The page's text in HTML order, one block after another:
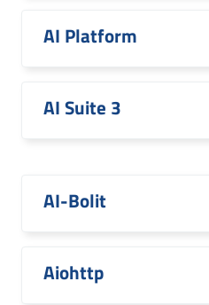
AI Platform
AI Suite 3
AI-Bolit
Aiohttp